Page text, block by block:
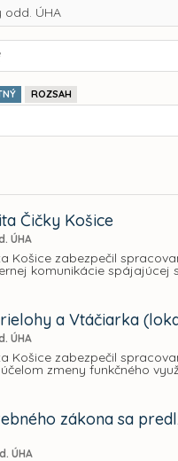
odd. ÚHA
ROZSAH
Čičky Košice
ÚHA
Košice zabezpečil
komunikácie spájajúcej
a Vtáčiarka
ÚHA
Košice zabezpečil
zmeny funkčného
zákona sa
ÚHA